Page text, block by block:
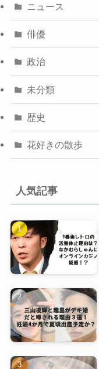
ニュース
俳優
政治
未分類
歴史
花好きの散歩
人気記事